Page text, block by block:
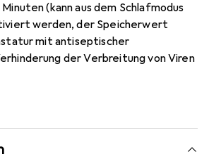
(kann aus dem Schlafmodus
werden, der Speicherwert
mit antiseptischer
der Verbreitung von Viren